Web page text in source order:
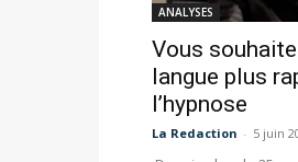
ANALYSES
Vous
langue plus
l’hypnose
La Redaction - 5 juin